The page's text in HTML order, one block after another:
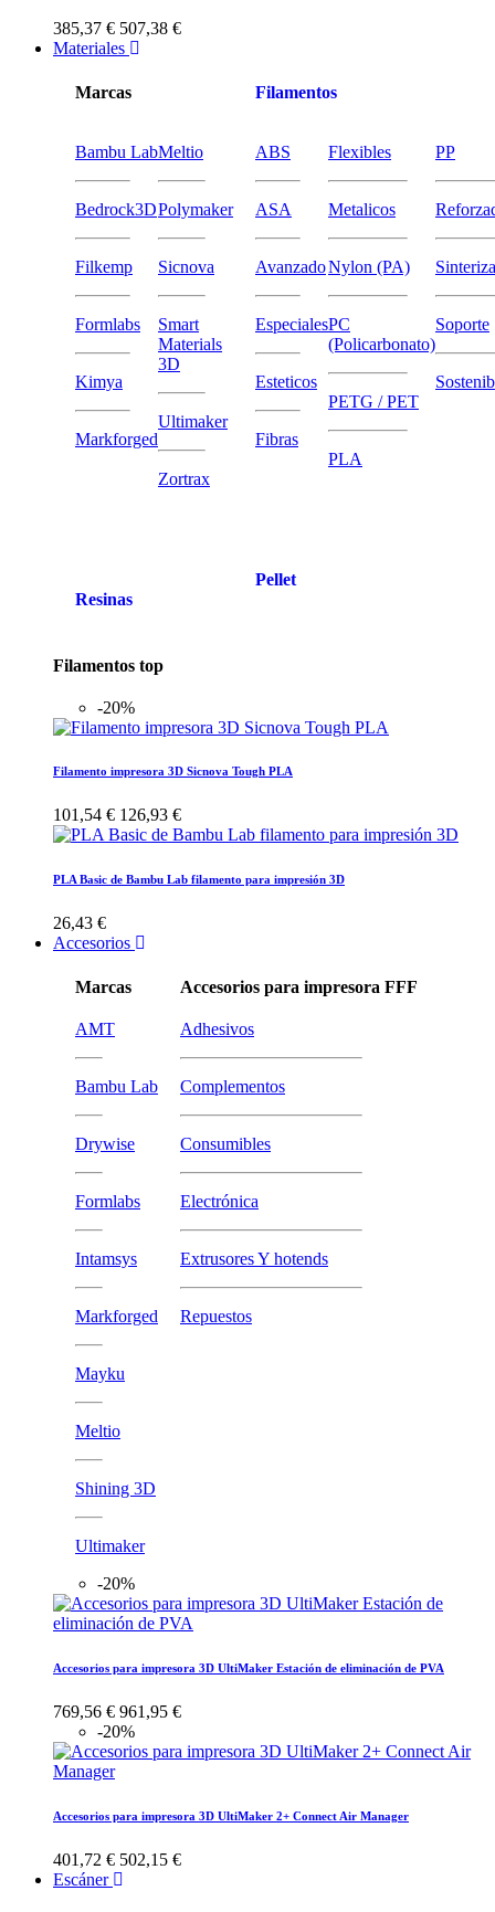
385,37 € 507,38 €
Materiales
Marcas
Bambu Lab
Bedrock3D
Filkemp
Formlabs
Kimya
Markforged
Meltio
Polymaker
Sicnova
Smart
Materials
3D
Ultimaker
Zortrax
Resinas
Filamentos
ABS
ASA
Avanzado
Especiales
Esteticos
Fibras
Flexibles
Metalicos
Nylon (PA)
PC
(Policarbonato)
PETG / PET
PLA
PP
Soporte
Pellet
Filamentos top
-20%
Filamento impresora 3D Sicnova Tough PLA
101,54 € 126,93 €
PLA Basic de Bambu Lab filamento para impresión 3D
26,43 €
Accesorios
Marcas
AMT
Bambu Lab
Drywise
Formlabs
Intamsys
Markforged
Mayku
Meltio
Shining 3D
Ultimaker
Accesorios para impresora FFF
Adhesivos
Complementos
Consumibles
Electrónica
Extrusores Y hotends
Repuestos
-20%
Accesorios para impresora 3D UltiMaker Estación de eliminación de PVA
769,56 € 961,95 €
-20%
Accesorios para impresora 3D UltiMaker 2+ Connect Air Manager
401,72 € 502,15 €
Escáner